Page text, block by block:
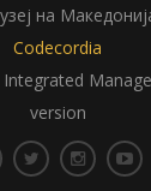
на
Codecordia
version